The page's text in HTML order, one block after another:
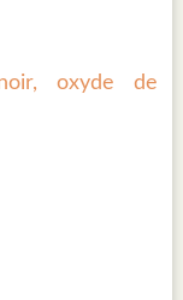
oxyde de